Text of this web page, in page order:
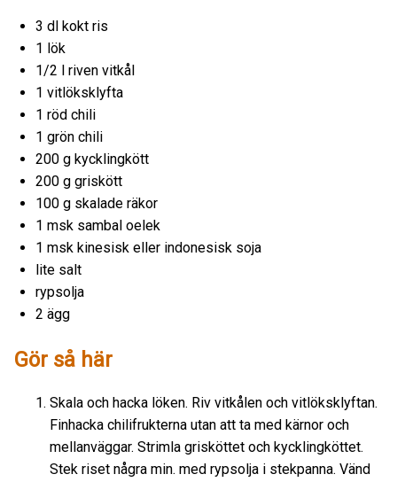
3 dl kokt ris
1 lök
1/2 l riven vitkål
1 vitlöksklyfta
1 röd chili
1 grön chili
200 g kycklingkött
200 g griskött
100 g skalade räkor
1 msk sambal oelek
1 msk kinesisk eller indonesisk soja
lite salt
rypsolja
2 ägg
Gör så här
Skala och hacka löken. Riv vitkålen och vitlöksklyftan.
Finhacka chilifrukterna utan att ta med kärnor och
mellanväggar. Strimla grisköttet och kycklingköttet.
Stek riset några min. med rypsolja i stekpanna. Vänd